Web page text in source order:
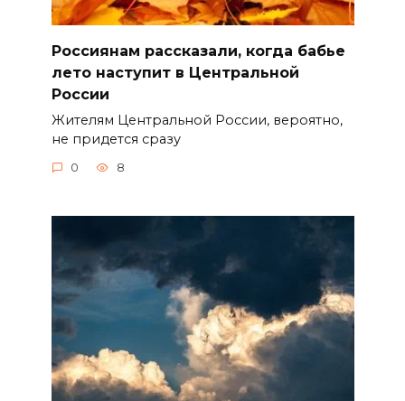
Россиянам рассказали, когда бабье
лето наступит в Центральной
России
Жителям Центральной России, вероятно,
не придется сразу
0 8